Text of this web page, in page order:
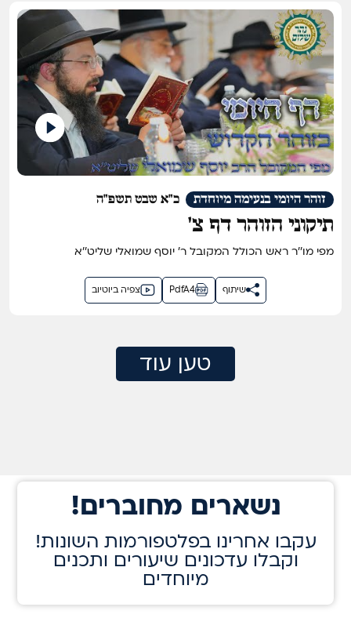
כ"א שבט תשפ"ה זוהר היומי בנעימה מיוחדת
תיקוני הזוהר דף צ'
מפי מו''ר ראש הכולל המקובל ר' יוסף שמואלי שליט''א
צפיה ביוטיוב PdfA4 שיתוף
טען עוד
!נשארים מחוברים
!עקבו אחרינו בפלטפורמות השונות
וקבלו עדכונים שיעורים ותכנים
מיוחדים